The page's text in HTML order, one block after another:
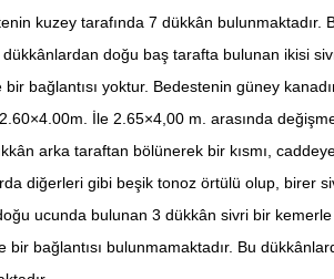
kuzey tarafında 7 dükkân bulunmaktadır.
doğu baş tarafta bulunan ikisi
bağlantısı yoktur. Bedestenin güney
İle 2.65×4,00 m. arasında
arka taraftan bölünerek bir kısmı,
diğerleri gibi beşik tonoz örtülü olup, birer
ucunda bulunan 3 dükkân sivri bir
bir bağlantısı bulunmamaktadır. Bu